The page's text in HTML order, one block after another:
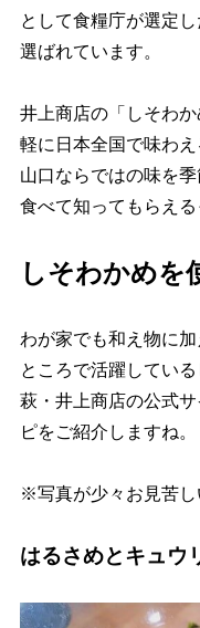
として食糧庁が選定
選ばれています。
井上商店の「しそわ
軽に日本全国で味わえ
山口ならではの味を
食べて知ってもらえる
しそわかめを
わが家でも和え物に
ところで活躍している
萩・井上商店の公式
ピをご紹介しますね。
※写真が少々お見苦し
はるさめとキュウ